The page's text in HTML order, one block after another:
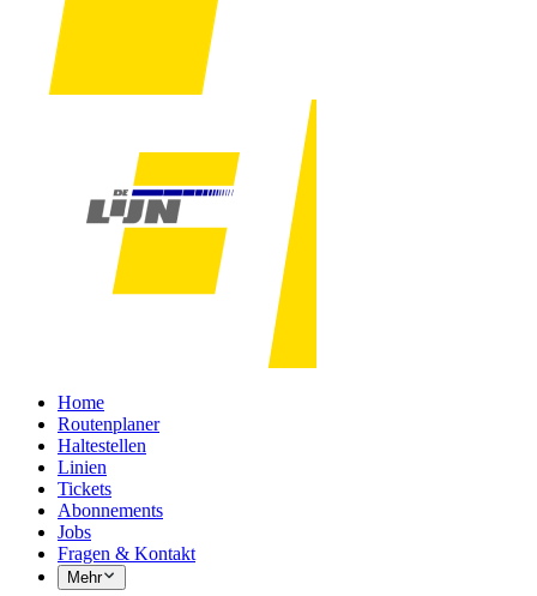
Home
Routenplaner
Haltestellen
Linien
Tickets
Abonnements
Jobs
Fragen & Kontakt
Mehr